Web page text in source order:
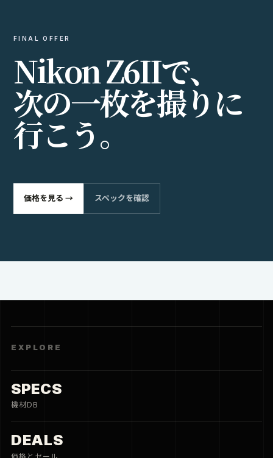
FINAL OFFER
NikonZ6IIで、
次の一枚を撮りに
行こう。
価格を見る → スペックを確認
EXPLORE
SPECS
機材DB
DEALS